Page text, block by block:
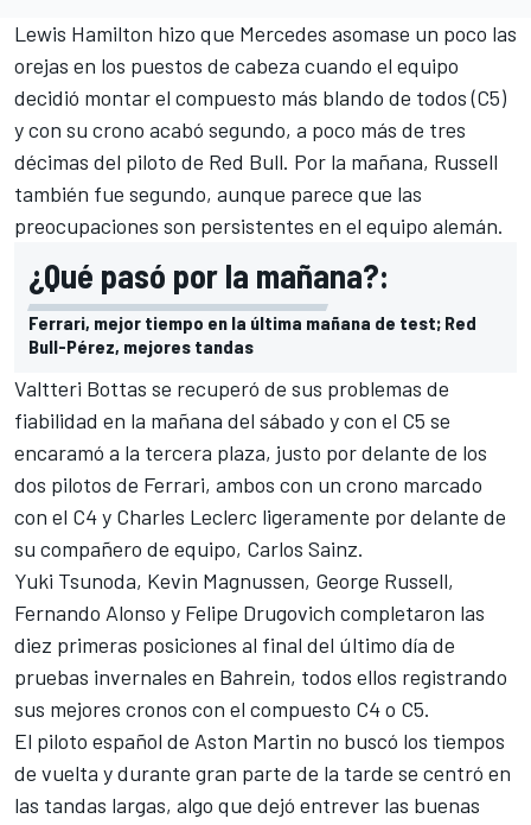
Lewis Hamilton hizo que Mercedes asomase un poco las
orejas en los puestos de cabeza cuando el equipo
decidió montar el compuesto más blando de todos (C5)
y con su crono acabó segundo, a poco más de tres
décimas del piloto de Red Bull. Por la mañana, Russell
también fue segundo, aunque parece que las
preocupaciones son persistentes en el equipo alemán.
¿Qué pasó por la mañana?:
Ferrari, mejor tiempo en la última mañana de test; Red
Bull-Pérez, mejores tandas
Valtteri Bottas se recuperó de sus problemas de
fiabilidad en la mañana del sábado y con el C5 se
encaramó a la tercera plaza, justo por delante de los
dos pilotos de Ferrari, ambos con un crono marcado
con el C4 y Charles Leclerc ligeramente por delante de
su compañero de equipo, Carlos Sainz.
Yuki Tsunoda, Kevin Magnussen, George Russell,
Fernando Alonso y Felipe Drugovich completaron las
diez primeras posiciones al final del último día de
pruebas invernales en Bahrein, todos ellos registrando
sus mejores cronos con el compuesto C4 o C5.
El piloto español de Aston Martin no buscó los tiempos
de vuelta y durante gran parte de la tarde se centró en
las tandas largas, algo que dejó entrever las buenas